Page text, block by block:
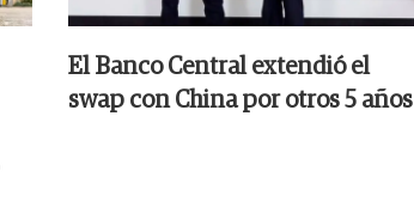
El Banco Central extendió el
swap con China por otros 5 años